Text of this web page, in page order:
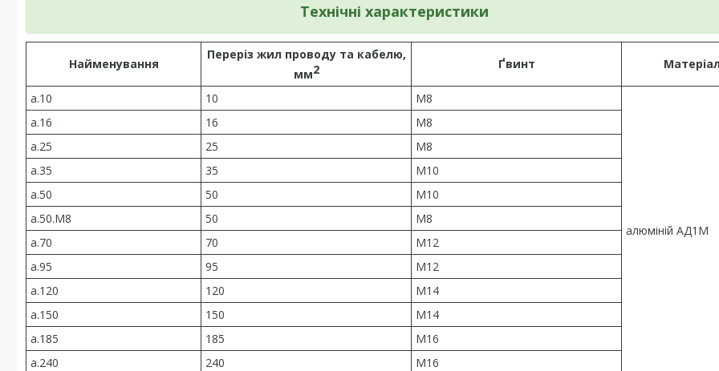
Технічні характеристики
Найменування
Переріз жил проводу та кабелю,
мм2 Ґвинт
a.10 10 М8
алюміній АД1М
a.16 16
М8
a.25
25
М8
a.35
35
М10
a.50
50
М10
a.50.М8
50
М8
a.70
70
М12
a.95
95
М12
a.120
120
М14
a.150
150
М14
a.185
185
М16
a.240
240 М16